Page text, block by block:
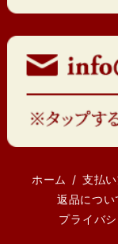
ホーム 支払
返品につい
プライバ